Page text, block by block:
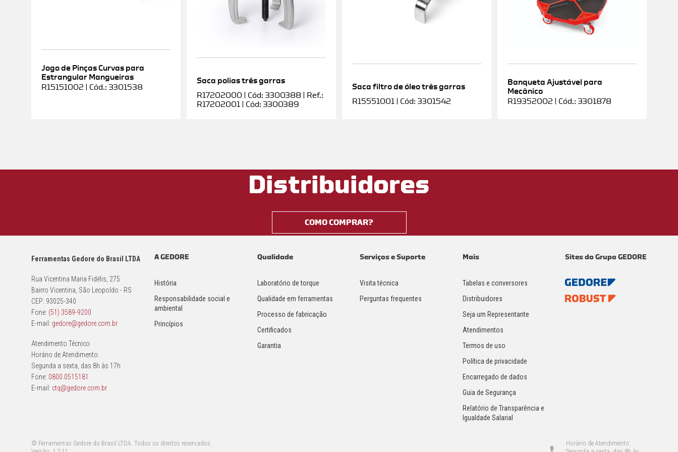
Jogo de Pinças Curvas para
Estrangular Mangueiras
R15151002 | Cód.: 3301538
Saca polias três garras
R17202000 | Cód: 3300388 | Ref.:
R17202001 | Cód: 3300389
Saca filtro de óleo três garras
R15551001 | Cód: 3301542
Banqueta Ajustável para
Mecânico
R19352002 | Cód.: 3301878
Distribuidores
COMO COMPRAR?
Ferramentas Gedore do Brasil LTDA
Rua Vicentina Maria Fidélis, 275
Bairro Vicentina, São Leopoldo - RS
CEP: 93025-340
Fone: (51) 3589-9200
E-mail: gedore@gedore.com.br
Atendimento Técnico
Horário de Atendimento:
Segunda a sexta, das 8h às 17h
Fone: 0800.0515181
E-mail: ctq@gedore.com.br
A GEDORE
História
Responsabilidade social e
ambiental
Princípios
Qualidade
Laboratório de torque
Qualidade em ferramentas
Processo de fabricação
Certificados
Garantia
Serviços e Suporte
Visita técnica
Perguntas frequentes
Mais
Tabelas e conversores
Distribuidores
Seja um Representante
Atendimentos
Termos de uso
Política de privacidade
Encarregado de dados
Guia de Segurança
Relatório de Transparência e
Igualdade Salarial
Sites do Grupo GEDORE
© Ferramentas Gedore do Brasil LTDA. Todos os direitos reservados.
Horário de Atendimento: